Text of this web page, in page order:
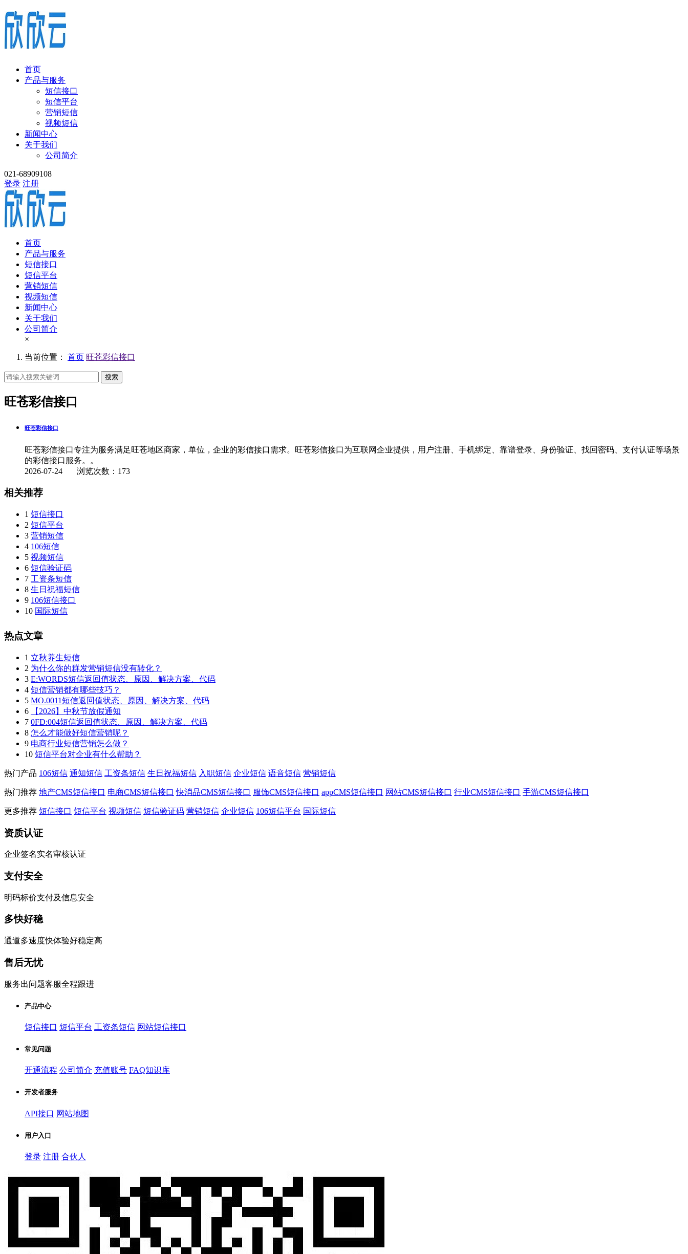
首页
产品与服务
短信接口
短信平台
营销短信
视频短信
新闻中心
关于我们
公司简介
021-68909108
登录 注册
首页
产品与服务
短信接口
短信平台
营销短信
视频短信
新闻中心
关于我们
公司简介
×
当前位置： 首页 旺苍彩信接口
搜索
旺苍彩信接口
旺苍彩信接口
旺苍彩信接口专注为服务满足旺苍地区商家，单位，企业的彩信接口需求。旺苍彩信接口为互联网企业提供，用户注册、手机绑定、靠谱登录、身份验证、找回密码、支付认证等场景
的彩信接口服务。。
2026-07-24 浏览次数：173
相关推荐
1 短信接口
2 短信平台
3 营销短信
4 106短信
5 视频短信
6 短信验证码
7 工资条短信
8 生日祝福短信
9 106短信接口
10 国际短信
热点文章
1 立秋养生短信
2 为什么你的群发营销短信没有转化？
3 E:WORDS短信返回值状态、原因、解决方案、代码
4 短信营销都有哪些技巧？
5 MO.0011短信返回值状态、原因、解决方案、代码
6
【2026】中秋节放假通知
7 0FD:004短信返回值状态、原因、解决方案、代码
8 怎么才能做好短信营销呢？
9 电商行业短信营销怎么做？
10 短信平台对企业有什么帮助？
热门产品 106短信 通知短信 工资条短信 生日祝福短信 入职短信 企业短信 语音短信 营销短信
热门推荐 地产CMS短信接口 电商CMS短信接口 快消品CMS短信接口 服饰CMS短信接口 appCMS短信接口 网站CMS短信接口 行业CMS短信接口 手游CMS短信接口
更多推荐 短信接口 短信平台 视频短信 短信验证码 营销短信 企业短信 106短信平台 国际短信
资质认证
企业签名实名审核认证
支付安全
明码标价支付及信息安全
多快好稳
通道多速度快体验好稳定高
售后无忧
服务出问题客服全程跟进
产品中心
短信接口 短信平台 工资条短信 网站短信接口
常见问题
开通流程 公司简介 充值账号 FAQ知识库
开发者服务
API接口 网站地图
用户入口
登录 注册 合伙人